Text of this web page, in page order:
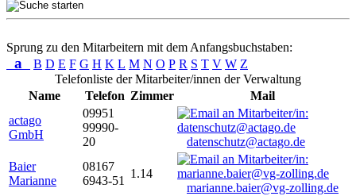
Sprung zu den Mitarbeitern mit dem Anfangsbuchstaben:
a B D E F G H K L M N O P R S T V W Z
Telefonliste der Mitarbeiter/innen der Verwaltung
Name
Telefon Zimmer
Mail
actago
GmbH
09951
99990-
20
datenschutz@actago.de
Baier
Marianne
08167
6943-51
1.14
marianne.baier@vg-zolling.de